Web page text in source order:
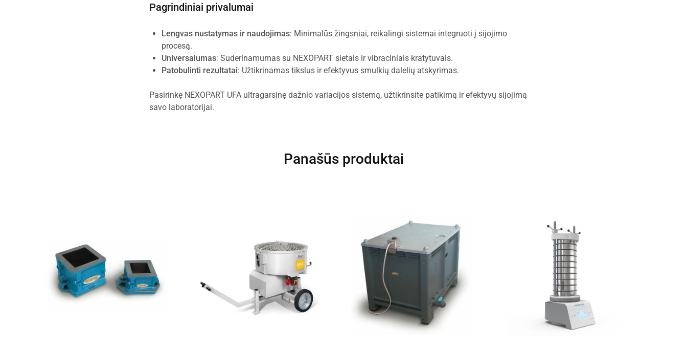
Pagrindiniai privalumai
Lengvas nustatymas ir naudojimas: Minimalūs žingsniai, reikalingi sistemai integruoti į sijojimo
procesą.
Universalumas: Suderinamumas su NEXOPART sietais ir vibraciniais kratytuvais.
Patobulinti rezultatai: Užtikrinamas tikslus ir efektyvus smulkių dalelių atskyrimas.
Pasirinkę NEXOPART UFA ultragarsinę dažnio variacijos sistemą, užtikrinsite patikimą ir efektyvų sijojimą
savo laboratorijai.
Panašūs produktai